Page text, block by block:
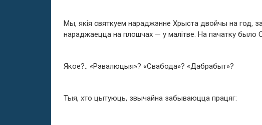
Мы, якія святкуем нараджэнне Хрыста двойчы на год,
нараджаецца на плошчах — у малітве. На пачатку было
Якое?.. «Рэвалюцыя»? «Свабода»? «Дабрабыт»?
Тыя, хто цытуюць, звычайна забываюцца працяг: